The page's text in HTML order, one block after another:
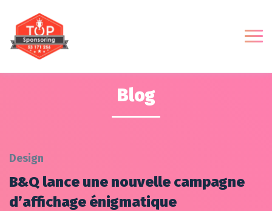
Blog
Design
B&Q lance une nouvelle campagne
d’affichage énigmatique